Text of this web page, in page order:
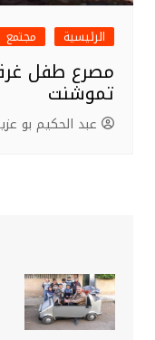
الرئيسية مجتمع
مصرع طفل
تموشنت
عبد الحكيم بو